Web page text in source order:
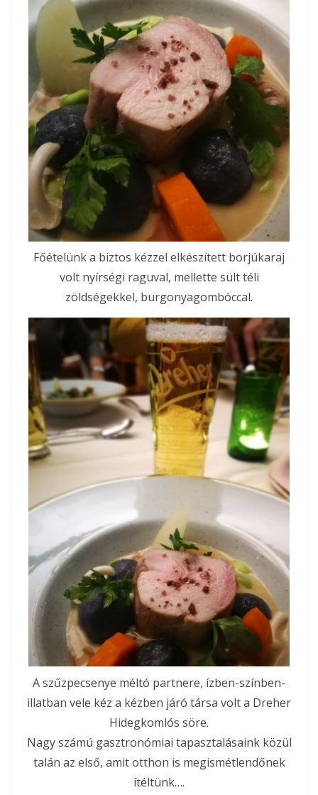
Főételünk a biztos kézzel elkészített borjúkaraj
volt nyírségi raguval, mellette sült téli
zöldségekkel, burgonyagombóccal.
A szűzpecsenye méltó partnere, ízben-színben-
illatban vele kéz a kézben járó társa volt a Dreher
Hidegkomlós söre.
Nagy számú gasztronómiai tapasztalásaink közül
talán az első, amit otthon is megismétlendőnek
ítéltünk….